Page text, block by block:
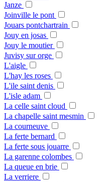
Janze
Joinville le pont
Jouars pontchartrain
Jouy en josas
Jouy le moutier
Juvisy sur orge
L'aigle
L'hay les roses
L'ile saint denis
L'isle adam
La celle saint cloud
La chapelle saint mesmin
La courneuve
La ferte bernard
La ferte sous jouarre
La garenne colombes
La queue en brie
La verriere